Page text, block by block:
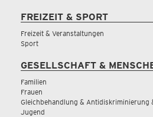
FREIZEIT & SPORT
Freizeit & Veranstaltungen
Sport
GESELLSCHAFT &
Familien
Frauen
Gleichbehandlung & Antidiskriminierung
Jugend